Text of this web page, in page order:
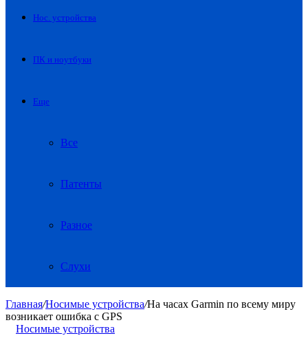
Нос. устройства
ПК и ноутбуки
Еще
Все
Патенты
Разное
Слухи
Главная/Носимые устройства/На часах Garmin по всему миру
возникает ошибка с GPS
Носимые устройства